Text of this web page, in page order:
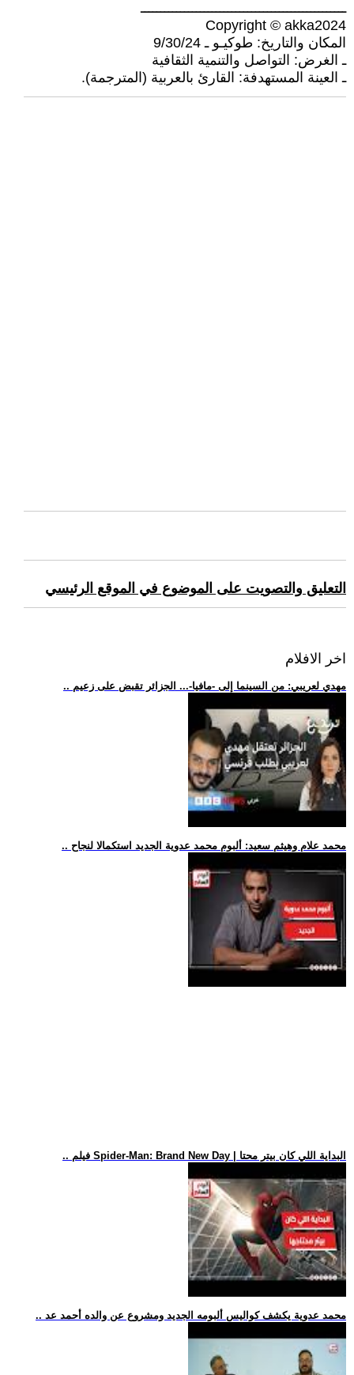
ــــــــــــــــــــــــــــــــــــــــــــــــــــ
Copyright © akka2024
المكان والتاريخ: طوكيـو ـ 9/30/24
ـ الغرض: التواصل والتنمية الثقافية
ـ العينة المستهدفة: القارئ بالعربية (المترجمة).
التعليق والتصويت على الموضوع في الموقع الرئيسي
اخر الافلام
.. مهدي لعريبي: من السينما إلى -مافيا-... الجزائر تقبض على زعيم
.. محمد علام وهيثم سعيد: ألبوم محمد عدوية الجديد استكمالا لنجاح
.. فيلم Spider-Man: Brand New Day | البداية اللي كان بيتر محتا
.. محمد عدوية يكشف كواليس ألبومه الجديد ومشروع عن والده أحمد عد